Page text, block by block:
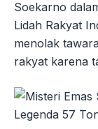
Soekarno
Lidah Rakyat
menolak
rakyat karena